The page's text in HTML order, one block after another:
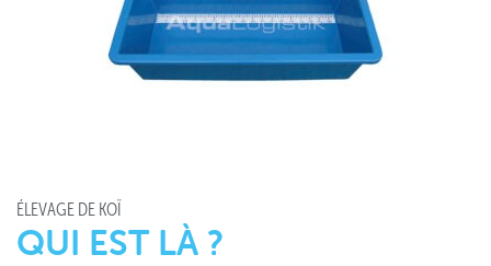
ÉLEVAGE DE KOÏ
QUI EST LÀ ?